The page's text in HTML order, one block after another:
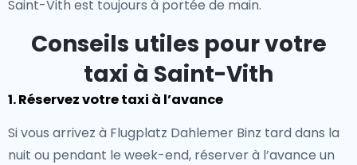
Saint-Vith est toujours à portée de main.
Conseils utiles pour votre
taxi à Saint-Vith
1. Réservez votre taxi à l’avance
Si vous arrivez à Flugplatz Dahlemer Binz tard dans la
nuit ou pendant le week-end, réserver à l’avance un